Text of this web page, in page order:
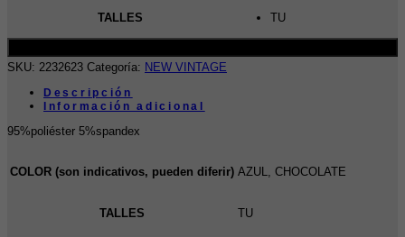
TALLES TU
SKU: 2232623 Categoría: NEW VINTAGE
Descripción
Información adicional
95%poliéster 5%spandex
COLOR (son indicativos, pueden diferir) AZUL, CHOCOLATE
TALLES TU